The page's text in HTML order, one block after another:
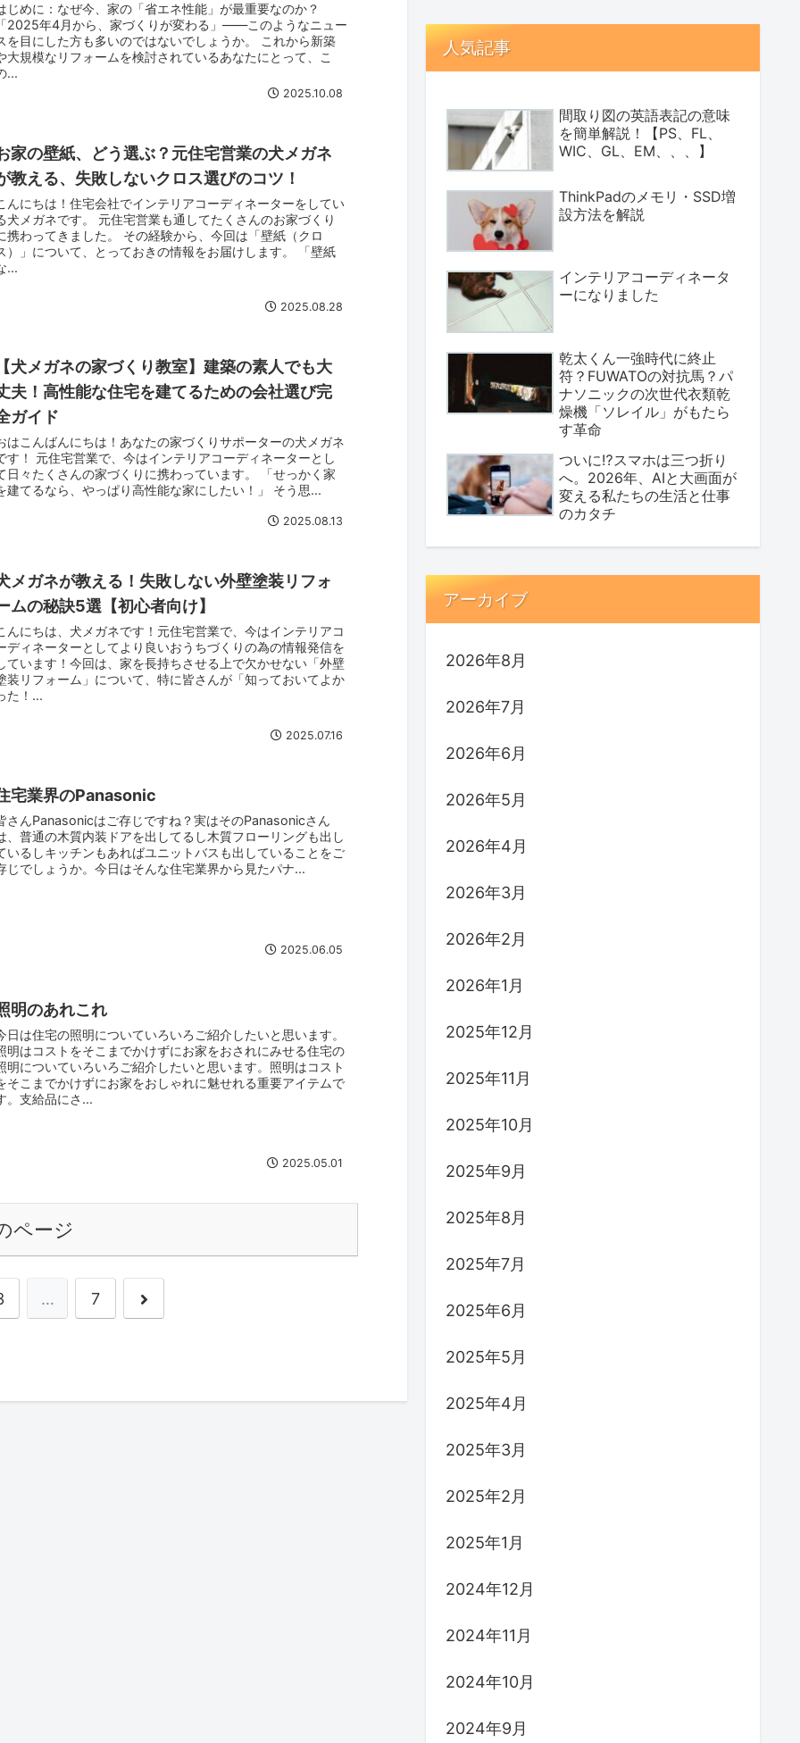
じめに：なぜ今、家の「省エネ性能」が最重要なのか？
2025年4月から、家づくりが変わる」――このようなニュー
を目にした方も多いのではないでしょうか。 これから新築
大規模なリフォームを検討されているあなたにとって、こ
...
2025.10.08
家の壁紙、どう選ぶ？元住宅営業の犬メガネ
教える、失敗しないクロス選びのコツ！
んにちは！住宅会社でインテリアコーディネーターをしてい
犬メガネです。 元住宅営業も通してたくさんのお家づくり
携わってきました。 その経験から、今回は「壁紙（クロ
）」について、とっておきの情報をお届けします。 「壁紙
...
2025.08.28
犬メガネの家づくり教室】建築の素人でも大
夫！高性能な住宅を建てるための会社選び完
ガイド
はこんばんにちは！あなたの家づくりサポーターの犬メガネ
す！ 元住宅営業で、今はインテリアコーディネーターとし
日々たくさんの家づくりに携わっています。 「せっかく家
建てるなら、やっぱり高性能な家にしたい！」 そう思...
2025.08.13
メガネが教える！失敗しない外壁塗装リフォ
ムの秘訣5選【初心者向け】
んにちは、犬メガネです！元住宅営業で、今はインテリアコ
ディネーターとしてより良いおうちづくりの為の情報発信を
ています！今回は、家を長持ちさせる上で欠かせない「外壁
装リフォーム」について、特に皆さんが「知っておいてよか
た！...
2025.07.16
宅業界のPanasonic
さんPanasonicはご存じですね？実はそのPanasonicさん
、普通の木質内装ドアを出してるし木質フローリングも出し
いるしキッチンもあればユニットバスも出していることをご
じでしょうか。今日はそんな住宅業界から見たパナ...
2025.06.05
明のあれこれ
日は住宅の照明についていろいろご紹介したいと思います。
明はコストをそこまでかけずにお家をおされにみせる住宅の
明についていろいろご紹介したいと思います。照明はコスト
そこまでかけずにお家をおしゃれに魅せれる重要アイテムで
。支給品にさ...
2025.05.01
ページ
… 7
人気記事
間取り図の英語表記の意味
を簡単解説！【PS、FL、
WIC、GL、EM、、、】
ThinkPadのメモリ・SSD増
設方法を解説
インテリアコーディネータ
ーになりました
乾太くん一強時代に終止
符？FUWATOの対抗馬？パ
ナソニックの次世代衣類乾
燥機「ソレイル」がもたら
す革命
ついに⁉スマホは三つ折り
へ。2026年、AIと大画面が
変える私たちの生活と仕事
のカタチ
アーカイブ
2026年8月
2026年7月
2026年6月
2026年5月
2026年4月
2026年3月
2026年2月
2026年1月
2025年12月
2025年11月
2025年10月
2025年9月
2025年8月
2025年7月
2025年6月
2025年5月
2025年4月
2025年3月
2025年2月
2025年1月
2024年12月
2024年11月
2024年10月
2024年9月